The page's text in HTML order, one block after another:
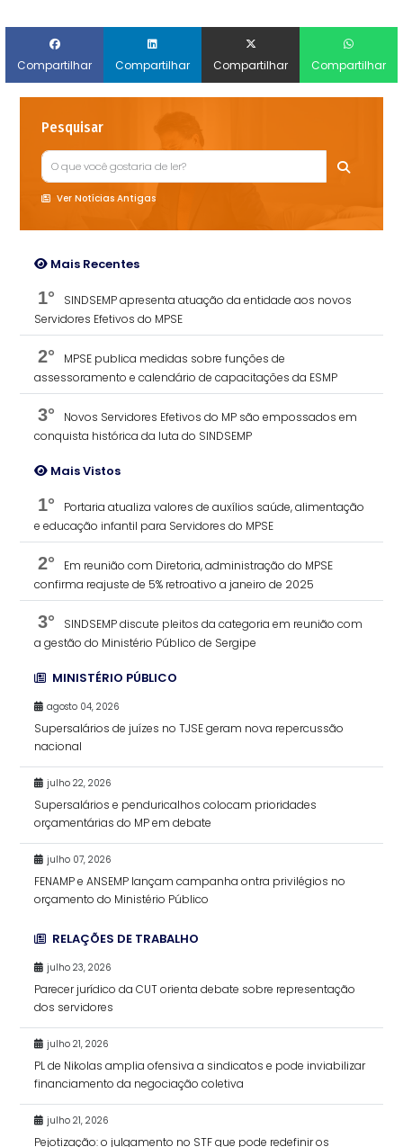
Compartilhar Compartilhar Compartilhar Compartilhar
Pesquisar
Ver Notícias Antigas
Mais Recentes
1°
SINDSEMP apresenta atuação da entidade aos novos
Servidores Efetivos do MPSE
2°
MPSE publica medidas sobre funções de
assessoramento e calendário de capacitações da ESMP
3°
Novos Servidores Efetivos do MP são empossados em
conquista histórica da luta do SINDSEMP
Mais Vistos
1°
Portaria atualiza valores de auxílios saúde, alimentação
e educação infantil para Servidores do MPSE
2°
Em reunião com Diretoria, administração do MPSE
confirma reajuste de 5% retroativo a janeiro de 2025
3°
SINDSEMP discute pleitos da categoria em reunião com
a gestão do Ministério Público de Sergipe
MINISTÉRIO PÚBLICO
agosto 04, 2026
Supersalários de juízes no TJSE geram nova repercussão
nacional
julho 22, 2026
Supersalários e penduricalhos colocam prioridades
orçamentárias do MP em debate
julho 07, 2026
FENAMP e ANSEMP lançam campanha ontra privilégios no
orçamento do Ministério Público
RELAÇÕES DE TRABALHO
julho 23, 2026
Parecer jurídico da CUT orienta debate sobre representação
dos servidores
julho 21, 2026
PL de Nikolas amplia ofensiva a sindicatos e pode inviabilizar
financiamento da negociação coletiva
julho 21, 2026
Pejotização: o julgamento no STF que pode redefinir os